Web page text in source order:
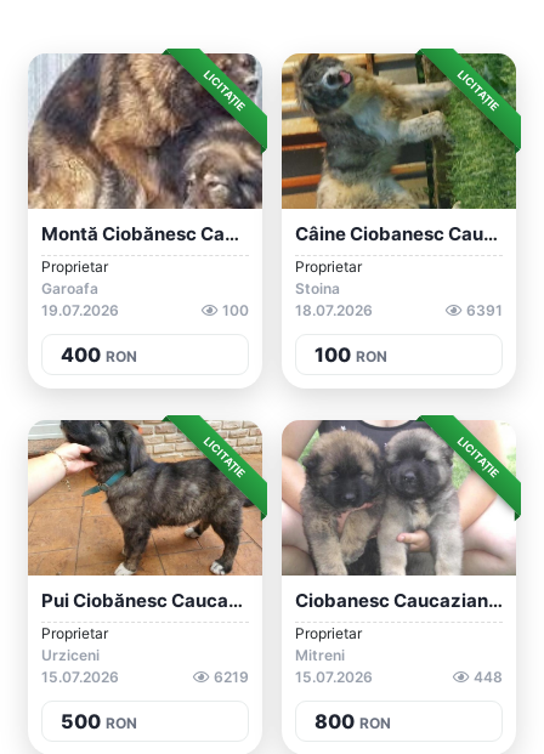
LICITAȚIE
Montă Ciobănesc Caucazian
Proprietar
Garoafa
19.07.2026
100
400 RON
LICITAȚIE
Câine Ciobanesc Caucazian
Proprietar
Stoina
18.07.2026
6391
100 RON
LICITAȚIE
Pui Ciobănesc Caucazian
Proprietar
Urziceni
15.07.2026
6219
500 RON
LICITAȚIE
Ciobanesc Caucazian Pui
Proprietar
Mitreni
15.07.2026
448
800 RON